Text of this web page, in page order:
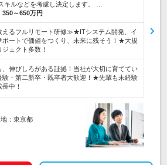
キルなどを考慮し決定します。 …
350～650万円
るフルリモート研修≫★ITシステム開発、イ
ポートで価値をつくり、未来に残そう！★大規
ェクト多数！
、伸びしろがある証拠！当社が大切に育ててい
・第二新卒・既卒者大歓迎！★先輩も未経験
中！
：東京都